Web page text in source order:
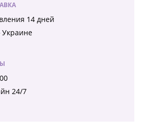
14 дней
Украине
24/7